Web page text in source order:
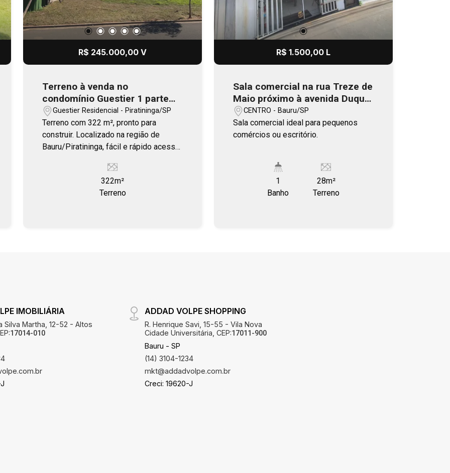
R$ 245.000,00 V
Terreno à venda no
condomínio Guestier 1 parte
altaGuestier Residencial - Piratininga/SP
Terreno com 322 m², pronto para
construir. Localizado na região de
Bauru/Piratininga, fácil e rápido acesso
322m²
Terreno
R$ 1.500,00 L
Sala comercial na rua Treze de
Maio próximo à avenida Duque
de Caxias
CENTRO - Bauru/SP
Sala comercial ideal para pequenos
comércios ou escritório.
1
Banho
28m²
Terreno
IMOBILIÁRIA
Silva Martha, 12-52 - Altos
17014-010
ADDAD VOLPE SHOPPING
R. Henrique Savi, 15-55 - Vila Nova
Cidade Universitária, CEP:17011-900
Bauru - SP
(14) 3104-1234
mkt@addadvolpe.com.br
Creci: 19620-J